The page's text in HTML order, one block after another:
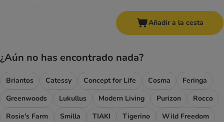
Añadir a la cesta
¿Aún no has encontrado nada?
Briantos Catessy Concept for Life Cosma
Feringa
Greenwoods
Lukullus Modern Living Purizon
Rocco
Rosie's Farm
Smilla TIAKI Tigerino
Wild Freedom